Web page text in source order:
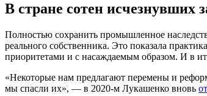
В стране сотен исчезнувших
Полностью сохранить промышленное
реального собственника. Это показала
приоритетами и с насаждаемым образом. И в
«Некоторые нам предлагают перемены и
мы спасли их», — в 2020-м Лукашенко вновь